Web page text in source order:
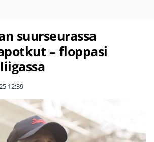
suurseurassa
– floppasi
12:39